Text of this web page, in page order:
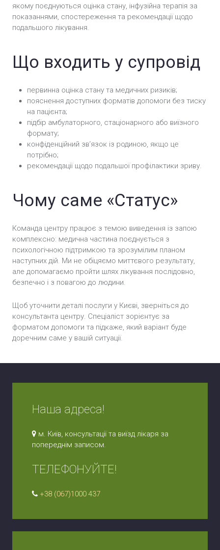
якому поєднуються оцінка стану, інфузійна терапія за
показаннями, спостереження та рекомендації щодо
подальшого лікування.
Що входить у супровід
первинна оцінка стану та медичних ризиків;
пояснення доступних форматів допомоги без тиску
на пацієнта;
підбір амбулаторного, стаціонарного або виїзного
формату;
конфіденційний звʼязок із родиною, якщо це
потрібно;
рекомендації щодо подальшої профілактики зриву.
Чому саме «Статус»
Команда центру працює з темою виведення із запою
комплексно: медична частина поєднується з
психологічною підтримкою та зрозумілим планом
наступних дій. Ми не обіцяємо миттєвого результату,
але допомагаємо пройти шлях лікування послідовно,
безпечно і з повагою до людини.
Щоб уточнити деталі послуги у Києві, зверніться до
консультанта центру. Спеціаліст зорієнтує за
форматом допомоги та підкаже, який варіант буде
доречним саме у вашій ситуації.
Наша адреса!
м. Київ, консультації та виїзд лікаря за
попереднім записом.
ТЕЛЕФОНУЙТЕ!
+38 (067)1000 437